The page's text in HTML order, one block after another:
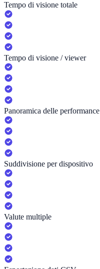
Tempo di visione totale
Tempo di visione / viewer
Panoramica delle performance
Suddivisione per dispositivo
Valute multiple